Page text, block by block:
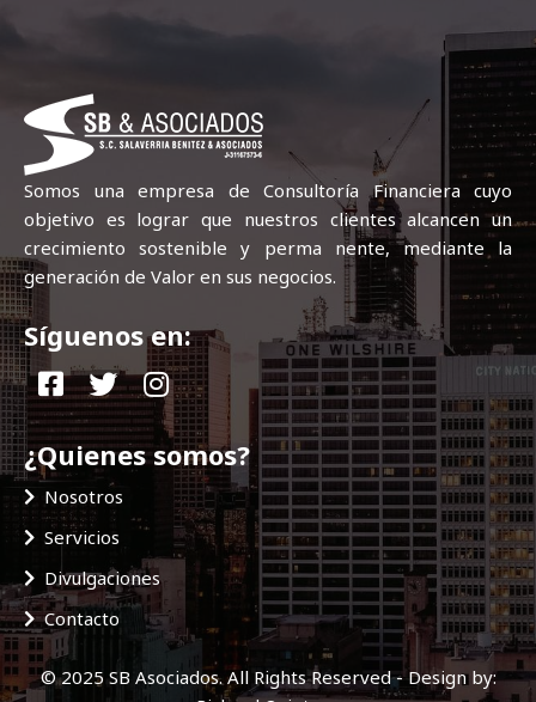
Somos una empresa de Consultoría Financiera cuyo
objetivo es lograr que nuestros clientes alcancen un
crecimiento sostenible y perma nente, mediante la
generación de Valor en sus negocios.
Síguenos en:
¿Quienes somos?
Nosotros
Servicios
Divulgaciones
Contacto
© 2025 SB Asociados. All Rights Reserved - Design by: